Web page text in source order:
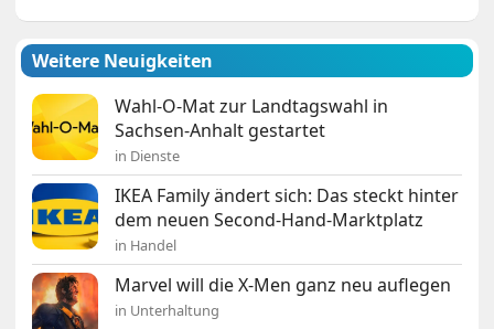
Weitere Neuigkeiten
Wahl-O-Mat zur Landtagswahl in
Sachsen-Anhalt gestartet
in Dienste
IKEA Family ändert sich: Das steckt hinter
dem neuen Second-Hand-Marktplatz
in Handel
Marvel will die X-Men ganz neu auflegen
in Unterhaltung